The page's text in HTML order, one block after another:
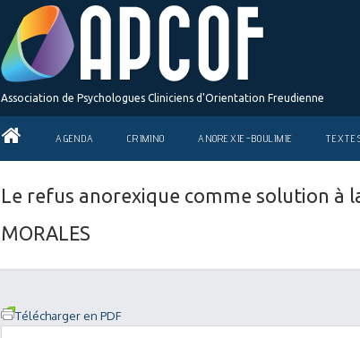
Association de Psychologues Cliniciens d'Orientation Freudienne
AGENDA CRIMINO ANOREXIE-BOULIMIE
Le refus anorexique comme solution à
MORALES
Télécharger en PDF